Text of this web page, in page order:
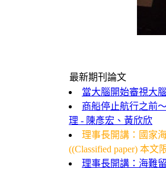
最新期刊論文
當大腦開始審視大
商船停止航行之前
理 - 陳彥宏、黃欣欣
理事長開講：國家
((Classified paper) 本
理事長開講：海難